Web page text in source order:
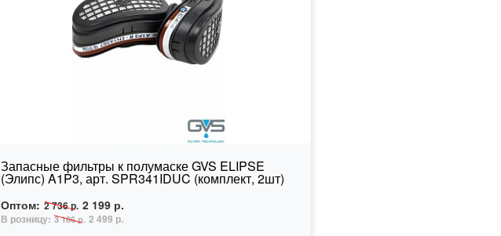
Запасные фильтры к полумаске GVS ELIPSE
(Элипс) A1P3, арт. SPR341IDUC (комплект, 2шт)
Оптом: 2 736 р. 2 199 р.
В розницу: 3 186 р. 2 499 р.